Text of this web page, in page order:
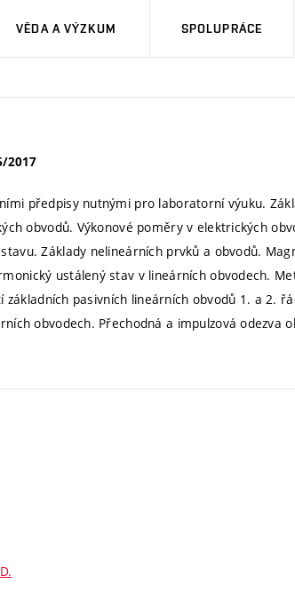
VĚDA A VÝZKUM SPOLUPRÁCE
2017
předpisy nutnými pro laboratorní výuku.
obvodů. Výkonové poměry v elektrických
Základy nelineárních prvků a obvodů.
ustálený stav v lineárních obvodech.
základních pasivních lineárních obvodů 1. a 2.
obvodech. Přechodná a impulzová odezva